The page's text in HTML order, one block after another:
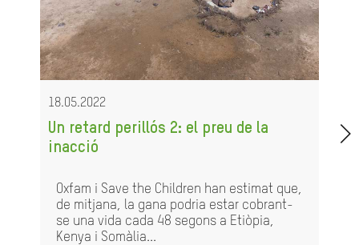
18.05.2022
Un retard perillós 2: el preu de la
inacció
Oxfam i Save the Children han estimat que,
de mitjana, la gana podria estar cobrant-
se una vida cada 48 segons a Etiòpia,
Kenya i Somàlia...